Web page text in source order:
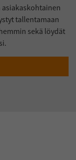
tallentamaan
sekä löydät